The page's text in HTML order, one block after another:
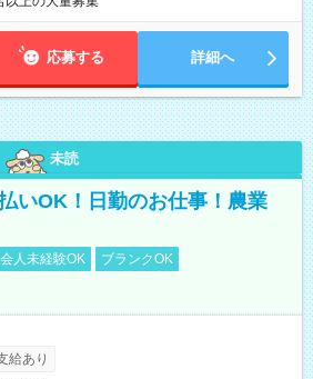
応募する 詳細へ
未読
いOK！日勤のお仕事！農業
人未経験OK
ブランクOK
給あり